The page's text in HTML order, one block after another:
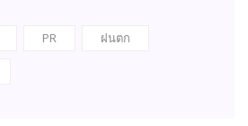
PR ฝนตก